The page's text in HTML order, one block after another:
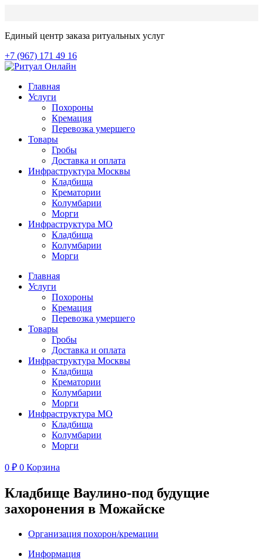
Единый центр заказа ритуальных услуг
+7 (967) 171 49 16
Главная
Услуги
Похороны
Кремация
Перевозка умершего
Товары
Гробы
Доставка и оплата
Инфраструктура Москвы
Кладбища
Крематории
Колумбарии
Морги
Инфраструктура МО
Кладбища
Колумбарии
Морги
Главная
Услуги
Похороны
Кремация
Перевозка умершего
Товары
Гробы
Доставка и оплата
Инфраструктура Москвы
Кладбища
Крематории
Колумбарии
Морги
Инфраструктура МО
Кладбища
Колумбарии
Морги
0 ₽ 0 Корзина
Кладбище Ваулино-под будущие
захоронения в Можайске
Организация похорон/кремации
Информация